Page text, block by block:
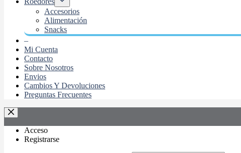
Accesorios
Alimentación
Snacks
–
Mi Cuenta
Contacto
Sobre Nosotros
Envios
Cambios Y Devoluciones
Preguntas Frecuentes
Acceso
Registrarse